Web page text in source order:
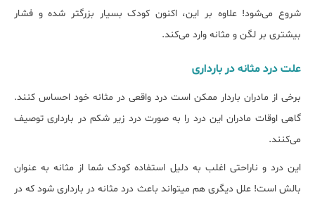
شروع می‎‌شود! علاوه بر این، اکنون کودک بسیار بزرگتر شده و فشار
بیش‎تری بر لگن و مثانه وارد می‎‌کند.
علت درد مثانه در بارداری
برخی از مادران باردار ممکن است درد واقعی در مثانه خود احساس کنند.
گاهی اوقات مادران این درد را به صورت درد زیر شکم در بارداری توصیف
می‌کنند.
این درد و ناراحتی اغلب به دلیل استفاده کودک شما از مثانه به عنوان
بالش است! علل دیگری هم می‎تواند باعث درد مثانه در بارداری شود که در